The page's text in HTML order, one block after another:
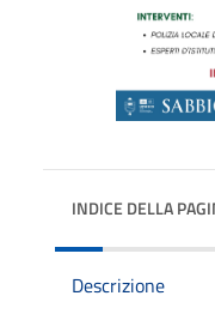
INDICE DELLA
Descrizione